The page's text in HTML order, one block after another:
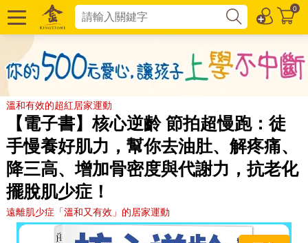
0
溫和有效的超紅居家運動
【電子書】核心逆齡 節拍超慢跑：徒
手慢養好肌力，幫你去油肚、解疼痛、
降三高、增加骨密度與代謝力，抗老化
擺脫肌少症！
遠離肌少症「溫和又有效」的居家運動